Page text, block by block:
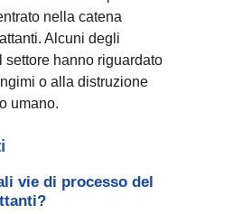
nella catena
Alcuni degli
hanno riguardato
o alla distruzione
umano.
vie di processo del